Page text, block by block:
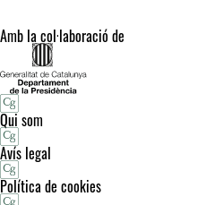
Amb la col·laboració de
Qui som
Avís legal
Política de cookies